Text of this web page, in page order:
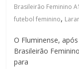
Brasileirão Feminino A1
futebol feminino,
O Fluminense,
Brasileirão
para